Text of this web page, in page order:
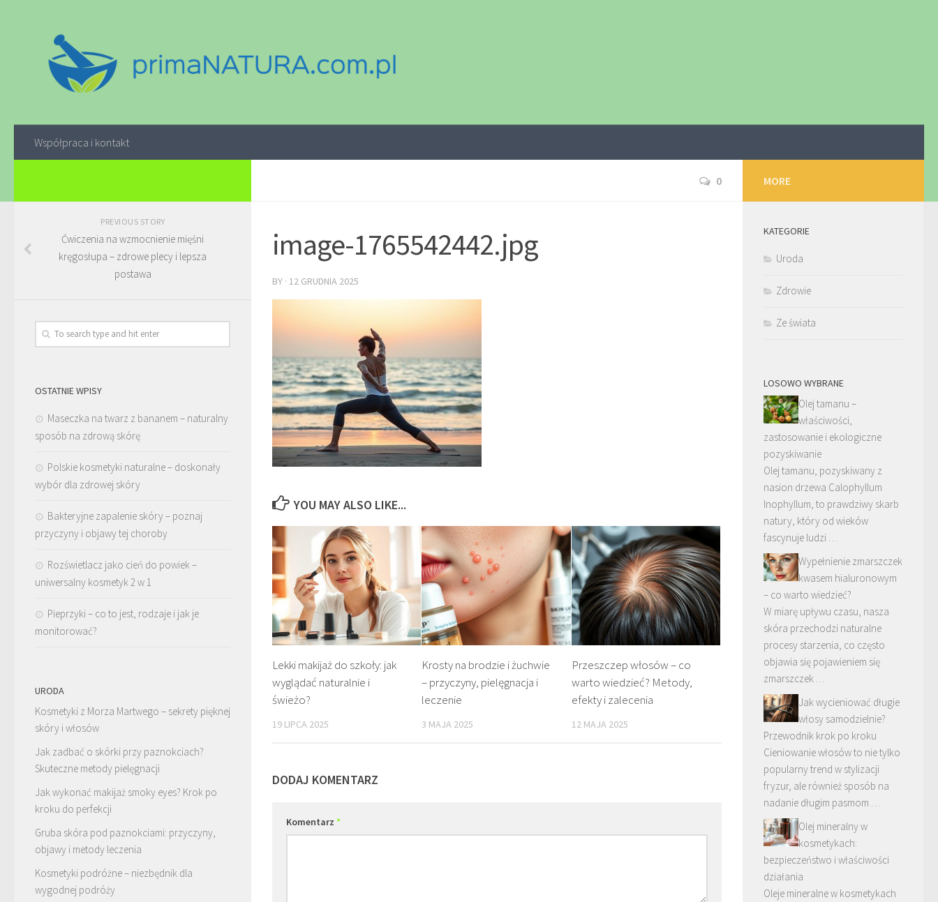
Współpraca i kontakt
0
image-1765542442.jpg
BY · 12 GRUDNIA 2025
YOU MAY ALSO LIKE...
Lekki makijaż do szkoły: jak
wyglądać naturalnie i
świeżo?
19 LIPCA 2025
Krosty na brodzie i żuchwie
– przyczyny, pielęgnacja i
leczenie
3 MAJA 2025
Przeszczep włosów – co
warto wiedzieć? Metody,
efekty i zalecenia
12 MAJA 2025
DODAJ KOMENTARZ
Komentarz *
PREVIOUS STORY
Ćwiczenia na wzmocnienie mięśni
kręgosłupa – zdrowe plecy i lepsza
postawa
OSTATNIE WPISY
Maseczka na twarz z bananem – naturalny
sposób na zdrową skórę
Polskie kosmetyki naturalne – doskonały
wybór dla zdrowej skóry
Bakteryjne zapalenie skóry – poznaj
przyczyny i objawy tej choroby
Rozświetlacz jako cień do powiek –
uniwersalny kosmetyk 2 w 1
Pieprzyki – co to jest, rodzaje i jak je
monitorować?
URODA
Kosmetyki z Morza Martwego – sekrety pięknej
skóry i włosów
Jak zadbać o skórki przy paznokciach?
Skuteczne metody pielęgnacji
Jak wykonać makijaż smoky eyes? Krok po
kroku do perfekcji
Gruba skóra pod paznokciami: przyczyny,
objawy i metody leczenia
Kosmetyki podróżne – niezbędnik dla
wygodnej podróży
MORE
KATEGORIE
Uroda
Zdrowie
Ze świata
LOSOWO WYBRANE
Olej tamanu –
właściwości,
zastosowanie i ekologiczne
pozyskiwanie
Olej tamanu, pozyskiwany z
nasion drzewa Calophyllum
Inophyllum, to prawdziwy skarb
natury, który od wieków
fascynuje ludzi …
Wypełnienie zmarszczek
kwasem hialuronowym
– co warto wiedzieć?
W miarę upływu czasu, nasza
skóra przechodzi naturalne
procesy starzenia, co często
objawia się pojawieniem się
zmarszczek …
Jak wycieniować długie
włosy samodzielnie?
Przewodnik krok po kroku
Cieniowanie włosów to nie tylko
popularny trend w stylizacji
fryzur, ale również sposób na
nadanie długim pasmom …
Olej mineralny w
kosmetykach:
bezpieczeństwo i właściwości
działania
Oleje mineralne w kosmetykach